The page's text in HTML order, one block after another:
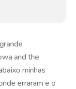
and the
minhas
erraram e o